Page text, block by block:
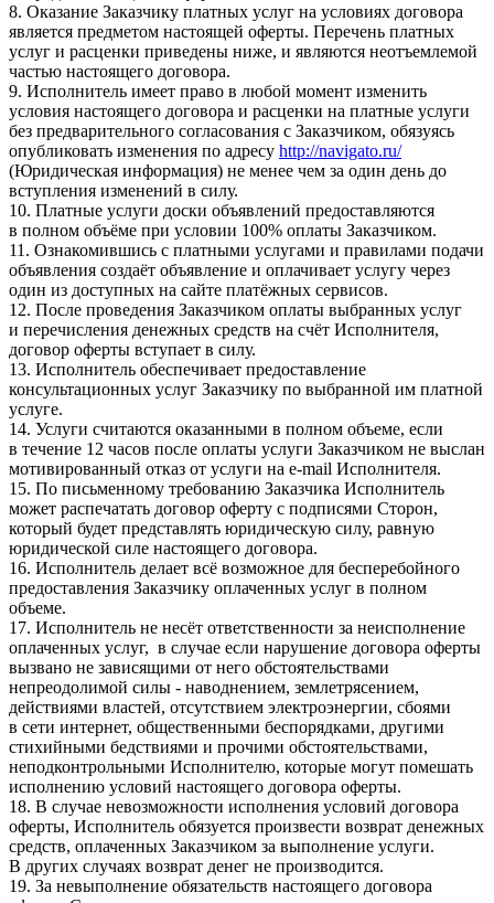
8. Оказание Заказчику платных услуг на условиях договора
является предметом настоящей оферты. Перечень платных
услуг и расценки приведены ниже, и являются неотъемлемой
частью настоящего договора.
9. Исполнитель имеет право в любой момент изменить
условия настоящего договора и расценки на платные услуги
без предварительного согласования с Заказчиком, обязуясь
опубликовать изменения по адресу http://navigato.ru/
(Юридическая информация) не менее чем за один день до
вступления изменений в силу.
10. Платные услуги доски объявлений предоставляются
в полном объёме при условии 100% оплаты Заказчиком.
11. Ознакомившись с платными услугами и правилами подачи
объявления создаёт объявление и оплачивает услугу через
один из доступных на сайте платёжных сервисов.
12. После проведения Заказчиком оплаты выбранных услуг
и перечисления денежных средств на счёт Исполнителя,
договор оферты вступает в силу.
13. Исполнитель обеспечивает предоставление
консультационных услуг Заказчику по выбранной им платной
услуге.
14. Услуги считаются оказанными в полном объеме, если
в течение 12 часов после оплаты услуги Заказчиком не выслан
мотивированный отказ от услуги на e-mail Исполнителя.
15. По письменному требованию Заказчика Исполнитель
может распечатать договор оферту с подписями Сторон,
который будет представлять юридическую силу, равную
юридической силе настоящего договора.
16. Исполнитель делает всё возможное для бесперебойного
предоставления Заказчику оплаченных услуг в полном
объеме.
17. Исполнитель не несёт ответственности за неисполнение
оплаченных услуг, в случае если нарушение договора оферты
вызвано не зависящими от него обстоятельствами
непреодолимой силы - наводнением, землетрясением,
действиями властей, отсутствием электроэнергии, сбоями
в сети интернет, общественными беспорядками, другими
стихийными бедствиями и прочими обстоятельствами,
неподконтрольными Исполнителю, которые могут помешать
исполнению условий настоящего договора оферты.
18. В случае невозможности исполнения условий договора
оферты, Исполнитель обязуется произвести возврат денежных
средств, оплаченных Заказчиком за выполнение услуги.
В других случаях возврат денег не производится.
19. За невыполнение обязательств настоящего договора